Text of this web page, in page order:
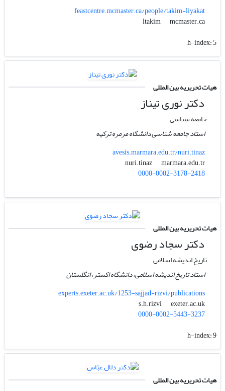
feastcentre.mcmaster.ca/people/takim-liyakat
ltakim
mcmaster.ca
h-index:5
هیات تحریریه بین المللی
دکتر نوری تیناز
جامعه شناسی
استاد جامعه شناسی دانشگاه مرمره ترکیه
avesis.marmara.edu.tr/nuri.tinaz
nuri.tinaz
marmara.edu.tr
0000-0002-3178-2418
هیات تحریریه بین المللی
دکتر سجاد رضوی
تاریخ اندیشه اسلامی
استاد تاریخ اندیشه اسلامی، دانشگاه اکستر، انگلستان
experts.exeter.ac.uk/1253-sajjad-rizvi/publications
s.h.rizvi
exeter.ac.uk
0000-0002-5443-3237
h-index:9
هیات تحریریه بین المللی